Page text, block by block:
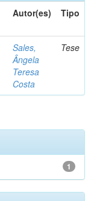
Autor(es) Tipo
Sales,
Ângela
Teresa
Costa
Tese
1